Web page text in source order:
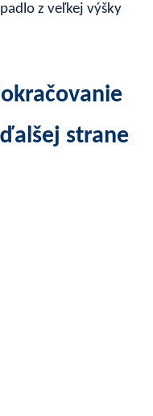
z veľkej výšky
strane